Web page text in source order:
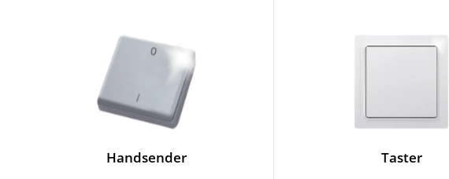
Handsender Taster